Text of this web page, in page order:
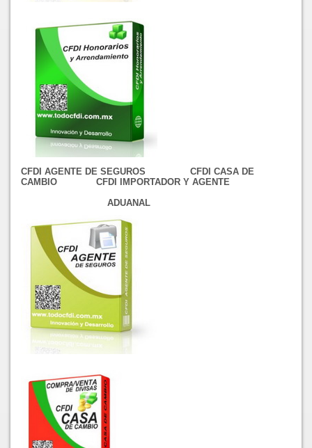
CFDI AGENTE DE SEGUROS CFDI CASA DE
CAMBIO CFDI IMPORTADOR Y AGENTE
ADUANAL